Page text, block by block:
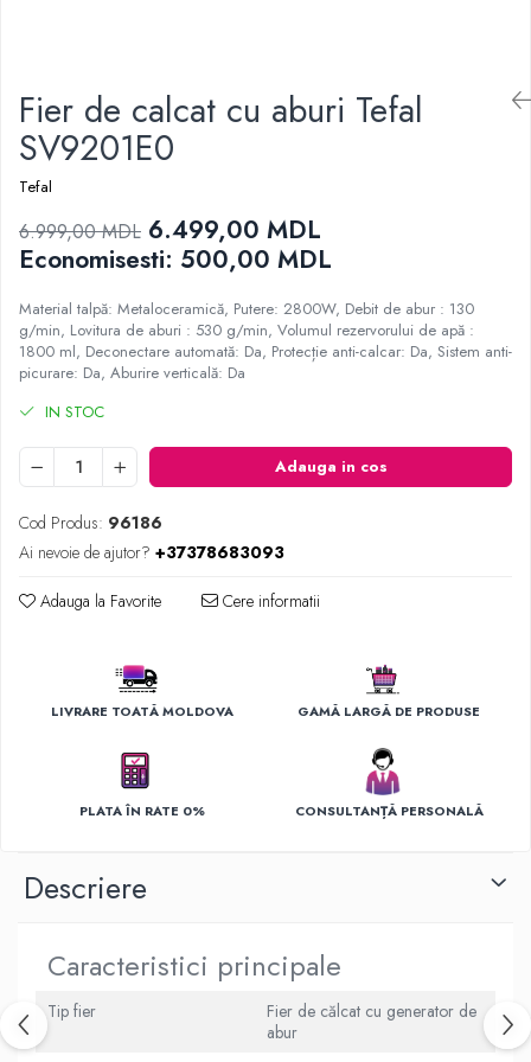
Ingrijire locuinta
Aparat de Spălat Geamuri
Aparate de curatat cu abur
Aspiratoare
Aspiratoare portabile
Aspiratoare robot
Aparate de ras
Aparate de tuns
Cantare de podea
Ondulatoare si Placi
Perii de coafat
Periute de dinti electrice si Irigatoare
Ingrijirea hainelor
Fiare de călcat
Boxe cu Fir
Boxe Portabile
Boxe Smart
FM Modulatoare
Microfoane
Radio Portabile
Adaptoare
Routere Wi-Fi
Gaming
Accesorii si Articole Gaming
Console Gaming
Jocuri Console si PC
Fier de calcat cu aburi Tefal
SV9201E0
Tefal
6.999,00 MDL 6.499,00 MDL
Economisesti: 500,00 MDL
Material talpă: Metaloceramică, Putere: 2800W, Debit de abur : 130
g/min, Lovitura de aburi : 530 g/min, Volumul rezervorului de apă :
1800 ml, Deconectare automată: Da, Protecție anti-calcar: Da, Sistem anti-
picurare: Da, Aburire verticală: Da
IN STOC
Adauga in cos
Cod Produs: 96186
Ai nevoie de ajutor? +37378683093
Adauga la Favorite Cere informatii
LIVRARE TOATĂ MOLDOVA GAMĂ LARGĂ DE PRODUSE
PLATA ÎN RATE 0% CONSULTANȚĂ PERSONALĂ
Descriere
Caracteristici principale
Tip fier
Fier de călcat cu generator de
abur